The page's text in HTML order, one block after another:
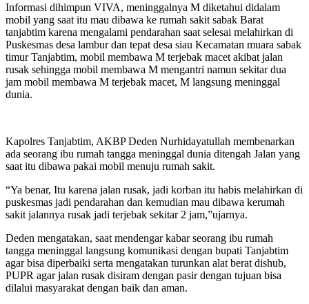
Informasi dihimpun VIVA, meninggalnya M diketahui didalam
mobil yang saat itu mau dibawa ke rumah sakit sabak Barat
tanjabtim karena mengalami pendarahan saat selesai melahirkan di
Puskesmas desa lambur dan tepat desa siau Kecamatan muara sabak
timur Tanjabtim, mobil membawa M terjebak macet akibat jalan
rusak sehingga mobil membawa M mengantri namun sekitar dua
jam mobil membawa M terjebak macet, M langsung meninggal
dunia.
Kapolres Tanjabtim, AKBP Deden Nurhidayatullah membenarkan
ada seorang ibu rumah tangga meninggal dunia ditengah Jalan yang
saat itu dibawa pakai mobil menuju rumah sakit.
“Ya benar, Itu karena jalan rusak, jadi korban itu habis melahirkan di
puskesmas jadi pendarahan dan kemudian mau dibawa kerumah
sakit jalannya rusak jadi terjebak sekitar 2 jam,”ujarnya.
Deden mengatakan, saat mendengar kabar seorang ibu rumah
tangga meninggal langsung komunikasi dengan bupati Tanjabtim
agar bisa diperbaiki serta mengatakan turunkan alat berat dishub,
PUPR agar jalan rusak disiram dengan pasir dengan tujuan bisa
dilalui masyarakat dengan baik dan aman.